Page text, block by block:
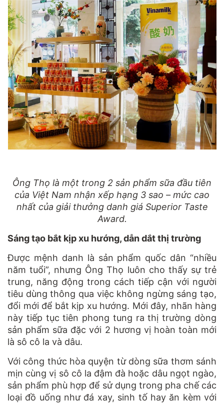
Ông Thọ là một trong 2 sản phẩm sữa đầu tiên
của Việt Nam nhận xếp hạng 3 sao – mức cao
nhất của giải thưởng danh giá Superior Taste
Award.
Sáng tạo bắt kịp xu hướng, dẫn dắt thị trường
Được mệnh danh là sản phẩm quốc dân “nhiều
năm tuổi”, nhưng Ông Thọ luôn cho thấy sự trẻ
trung, năng động trong cách tiếp cận với người
tiêu dùng thông qua việc không ngừng sáng tạo,
đổi mới để bắt kịp xu hướng. Mới đây, nhãn hàng
này tiếp tục tiên phong tung ra thị trường dòng
sản phẩm sữa đặc với 2 hương vị hoàn toàn mới
là sô cô la và dâu.
Với công thức hòa quyện từ dòng sữa thơm sánh
mịn cùng vị sô cô la đậm đà hoặc dâu ngọt ngào,
sản phẩm phù hợp để sử dụng trong pha chế các
loại đồ uống như đá xay, sinh tố hay ăn kèm với